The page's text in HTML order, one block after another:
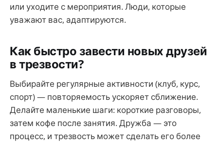
или уходите с мероприятия. Люди, которые
уважают вас, адаптируются.
Как быстро завести новых друзей
в трезвости?
Выбирайте регулярные активности (клуб, курс,
спорт) — повторяемость ускоряет сближение.
Делайте маленькие шаги: короткие разговоры,
затем кофе после занятия. Дружба — это
процесс, и трезвость может сделать его более